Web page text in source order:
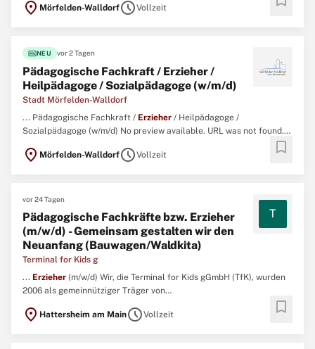
location_on Mörfelden-WalldorfscheduleVollzeit
fiber_newNEU vor 2 Tagen
Pädagogische Fachkraft / Erzieher /
Heilpädagoge / Sozialpädagoge (w/m/d)
Stadt Mörfelden-Walldorf
... Pädagogische Fachkraft / Erzieher / Heilpädagoge /
Sozialpädagoge (w/m/d) No preview available. URL was not found.
location_on Mörfelden-WalldorfscheduleVollzeit bookmark
vor 24 Tagen
Pädagogische Fachkräfte bzw. Erzieher
(m/w/d) - Gemeinsam gestalten wir den
Neuanfang (Bauwagen/Waldkita)
Terminal for Kids g
T
... Erzieher (m/w/d) Wir, die Terminal for Kids gGmbH (TfK), wurden
2006 als gemeinnütziger Träger von
Wochen bis zum Schuleintritt gegründet und befinden uns heute zu
location_on Hattersheim am MainscheduleVollzeit bookmark